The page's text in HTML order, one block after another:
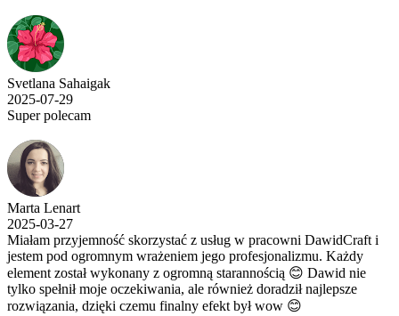
Svetlana Sahaigak
2025-07-29
Super polecam
Marta Lenart
2025-03-27
Miałam przyjemność skorzystać z usług w pracowni DawidCraft i
jestem pod ogromnym wrażeniem jego profesjonalizmu. Każdy
element został wykonany z ogromną starannością 😊 Dawid nie
tylko spełnił moje oczekiwania, ale również doradził najlepsze
rozwiązania, dzięki czemu finalny efekt był wow 😊